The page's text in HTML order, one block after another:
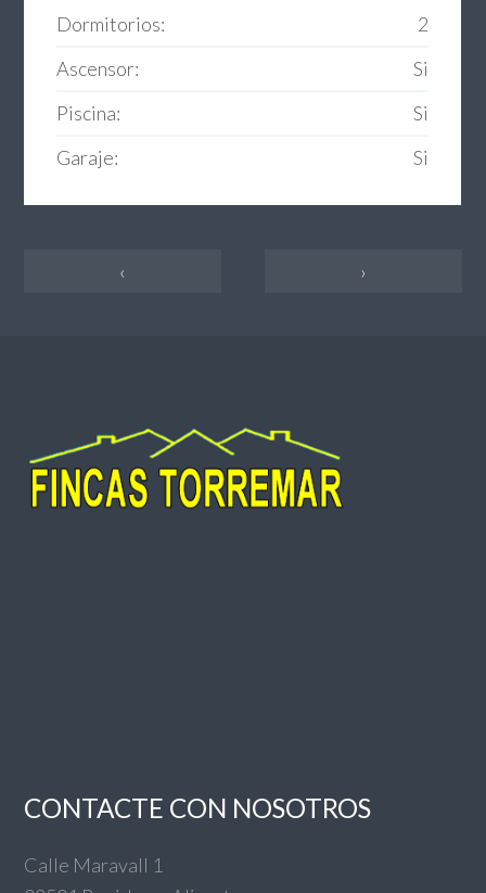
Dormitorios:
2
Ascensor:
Si
Piscina:
Si
Garaje:
Si
‹ ›
CONTACTE CON NOSOTROS
Calle Maravall 1